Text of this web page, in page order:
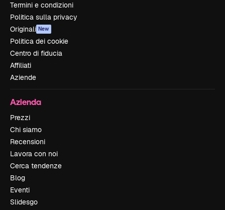
Termini e condizioni
Politica sulla privacy
Originali New
Politica dei cookie
Centro di fiducia
Affiliati
Aziende
Azienda
Prezzi
Chi siamo
Recensioni
Lavora con noi
Cerca tendenze
Blog
Eventi
Slidesgo